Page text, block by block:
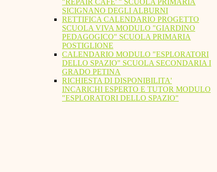
"REPAIR CAFE' " SCUOLA PRIMARIA
SICIGNANO DEGLI ALBURNI
RETTIFICA CALENDARIO PROGETTO
SCUOLA VIVA MODULO "GIARDINO
PEDAGOGICO" SCUOLA PRIMARIA
POSTIGLIONE
CALENDARIO MODULO "ESPLORATORI
DELLO SPAZIO" SCUOLA SECONDARIA I
GRADO PETINA
RICHIESTA DI DISPONIBILITA'
INCARICHI ESPERTO E TUTOR MODULO
"ESPLORATORI DELLO SPAZIO"